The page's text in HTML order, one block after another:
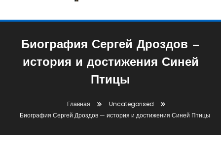
Биография Сергей Дроздов —
история и достижения Синей
Птицы
Главная
Uncategorised
Биография Сергей Дроздов — история и достижения Синей Птицы